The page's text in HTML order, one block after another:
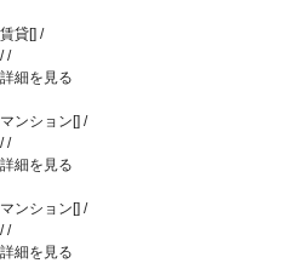
賃貸[] /
//
詳細を見る
マンション [] /
//
詳細を見る
マンション [] /
//
詳細を見る